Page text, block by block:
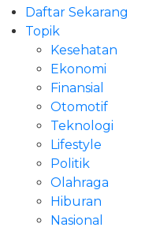
Daftar Sekarang
Topik
Kesehatan
Ekonomi
Finansial
Otomotif
Teknologi
Lifestyle
Politik
Olahraga
Hiburan
Nasional